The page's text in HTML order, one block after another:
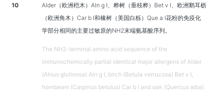
10
Alder（欧洲桤木）Aln g I、桦树（垂枝桦）Bet v I、欧洲鹅耳枥
（欧洲角木）Car b I和橡树（美国白栎）Que a I花粉的免疫化
学部分相同的主要过敏原的NH2末端氨基酸序列。
The NH2-terminal amino acid sequence of the
immunochemically partial identical major allergens of Alder
(Alnus glutinosa) Aln g I, birch (Betula verrucosa) Bet v I,
hornbeam (Carpinus betulus) Car b I and oak (Quercus alba)